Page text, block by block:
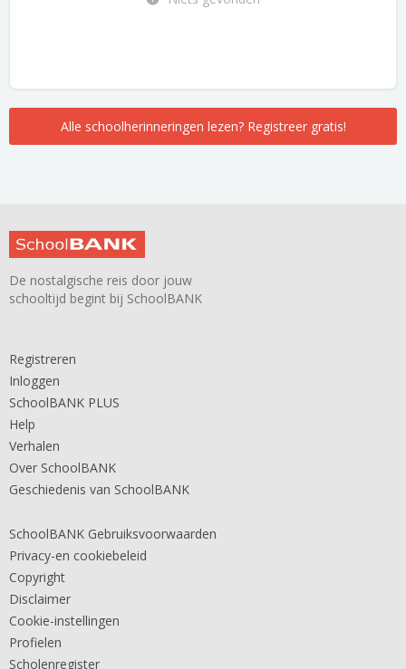
Alle schoolherinneringen lezen? Registreer gratis!
De nostalgische reis door jouw
schooltijd begint bij SchoolBANK
Registreren
Inloggen
SchoolBANK PLUS
Help
Verhalen
Over SchoolBANK
Geschiedenis van SchoolBANK
SchoolBANK Gebruiksvoorwaarden
Privacy-en cookiebeleid
Copyright
Disclaimer
Cookie-instellingen
Profielen
Scholenregister